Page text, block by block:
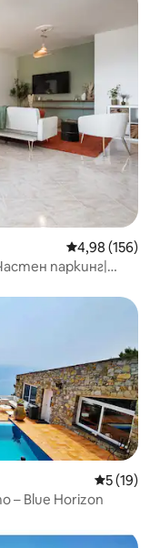
Средна
4,98 (156)
паркинг|
Средна
5 (19)
– Blue Horizon